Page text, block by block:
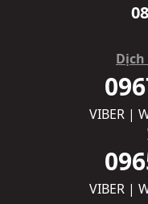
VIBER |
VIBER |